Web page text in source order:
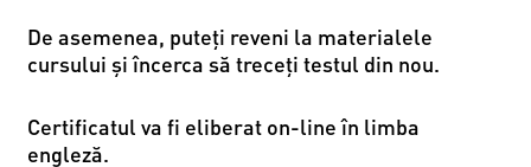
De asemenea, puteţi reveni la materialele
cursului și încerca să treceţi testul din nou.
Certificatul va fi eliberat on-line în limba
engleză.